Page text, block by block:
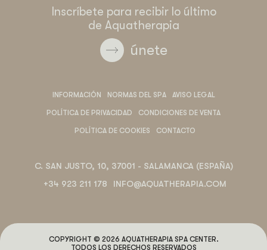
Inscríbete para recibir lo último
de Aquatherapia
únete
INFORMACIÓN NORMAS DEL SPA AVISO LEGAL
POLÍTICA DE PRIVACIDAD CONDICIONES DE VENTA
POLÍTICA DE COOKIES CONTACTO
C. SAN JUSTO, 10, 37001 - SALAMANCA (ESPAÑA)
+34 923 211 178
INFO@AQUATHERAPIA.COM
COPYRIGHT © 2026 AQUATHERAPIA SPA CENTER.
TODOS LOS DERECHOS RESERVADOS